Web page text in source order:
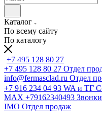
Каталог
По всему сайту
По каталогу
+7 495 128 80 27
+7 495 128 80 27 Отдел
info@fermasclad.ru Отдел
+7 916 234 04 93 WA и ТГ
MAX +79162340493
IMO Отдел продаж